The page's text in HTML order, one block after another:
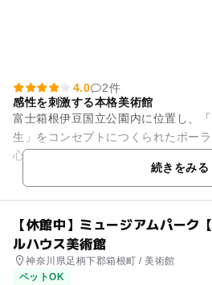
4.0
2件
感性を刺激する本格美術館
富士箱根伊豆国立公園内に位置し、
生」をコンセプトにつくられたポー
心に、日本の洋画、日本画、彫刻、
化粧道具など、総点数約1万点...
続きをみる
【休館中】ミュージアムパーク
ルハウス美術館
神奈川県足柄下郡箱根町 / 美術館
ペットOK